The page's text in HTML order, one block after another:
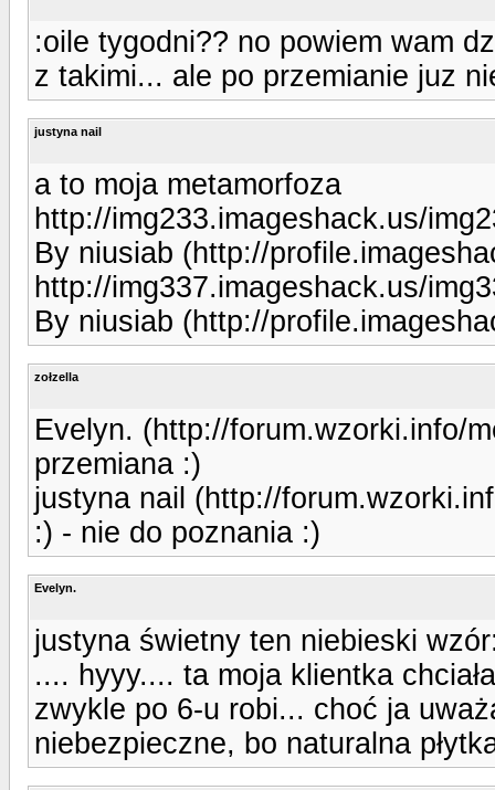
:oile tygodni?? no powiem wam
z takimi... ale po przemianie juz
justyna nail
a to moja metamorfoza
http://img233.imageshack.us/
By niusiab (http://
http://img337.imageshack.us/
By niusiab (http://
zołzella
Evelyn. (http://forum.wzorki.info/
przemiana :)
justyna nail (http://
:) - nie do poznania :)
Evelyn.
justyna świetny ten niebieski
.... hyyy.... ta moja klientka
zwykle po 6-u robi... choć ja
niebezpieczne, bo naturalna